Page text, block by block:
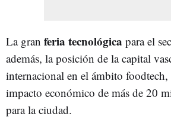
La gran feria tecnológica para el
además, la posición de la capital
internacional en el ámbito
impacto económico de más de 20
para la ciudad.